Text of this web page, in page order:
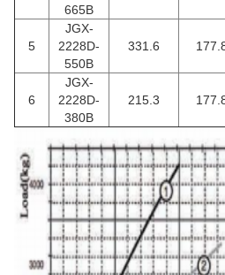
665B
5
JGX-
2228D-
550B
331.6
6
JGX-
2228D-
380B
215.3